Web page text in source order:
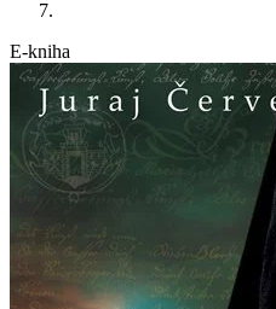
E-kniha